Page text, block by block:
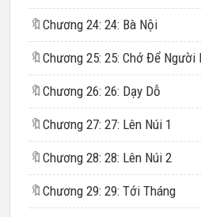
🔖 Chương 24: 24: Bà Nội
🔖 Chương 25: 25: Chớ Để Người
🔖 Chương 26: 26: Dạy Dỗ
🔖 Chương 27: 27: Lên Núi 1
🔖 Chương 28: 28: Lên Núi 2
🔖 Chương 29: 29: Tới Tháng